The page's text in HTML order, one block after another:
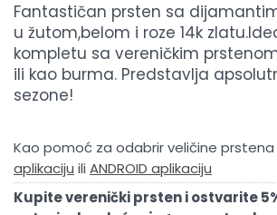
Fantastičan prsten sa
u žutom,belom i roze 14k
kompletu sa vereničkim
ili kao burma. Predstavlja
sezone!
Kao pomoć za odabrir veličine
aplikaciju ili ANDROID aplikaciju
Kupite verenički prsten i ostvarite